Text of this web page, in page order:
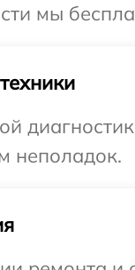
мы
неполадок.